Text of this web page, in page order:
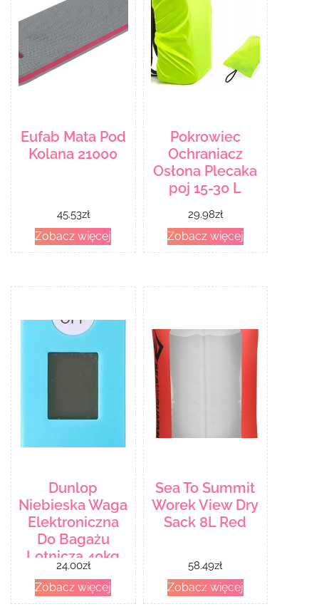
Eufab Mata Pod
Kolana 21000
45.53zł
Zobacz więcej
Pokrowiec
Ochraniacz
Osłona Plecaka
poj 15-30 L
29.98zł
Zobacz więcej
Dunlop
Niebieska Waga
Elektroniczna
Do Bagażu
Lotnicza 40kg
Digitalluggagescale
24.00zł
Zobacz więcej
Sea To Summit
Worek View Dry
Sack 8L Red
58.49zł
Zobacz więcej